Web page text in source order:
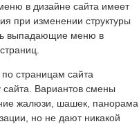
в дизайне сайта имеет
при изменении структуры
выпадающие меню в
страницам сайта
Вариантов смены
жалюзи, шашек, панорама
но не дают никакой